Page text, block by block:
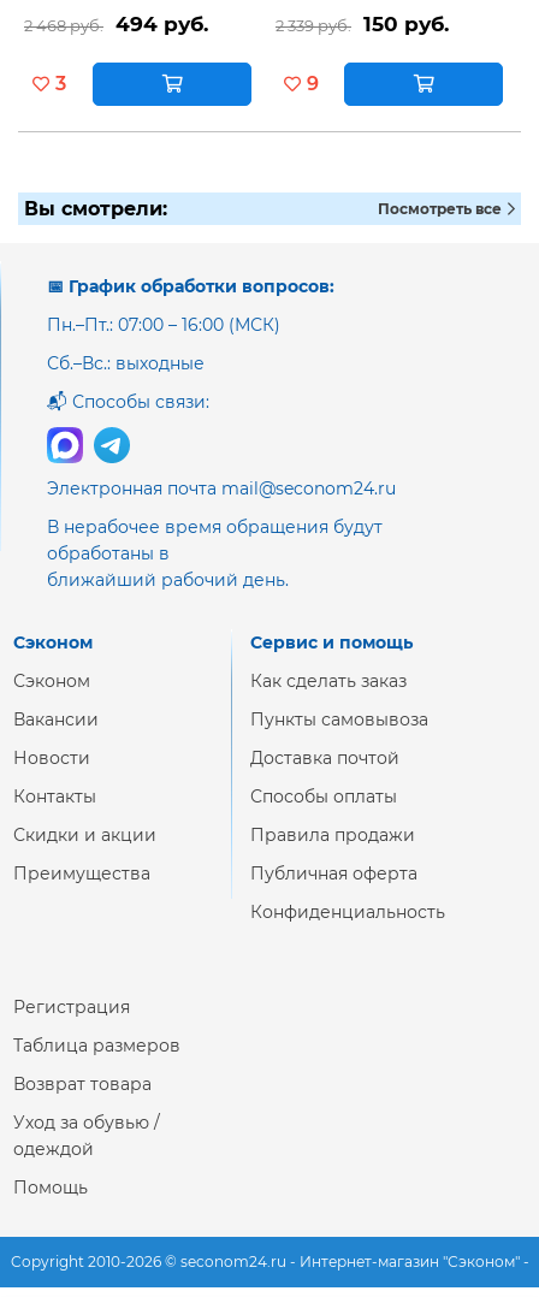
2 468 руб. 494 руб.
3
2 339 руб. 150 руб.
9
Вы смотрели: Посмотреть все
📅 График обработки вопросов:
Пн.–Пт.: 07:00 – 16:00 (МСК)
Сб.–Вс.: выходные
📬 Способы связи:
Электронная почта mail@seconom24.ru
В нерабочее время обращения будут
обработаны в
ближайший рабочий день.
Сэконом
Сэконом
Вакансии
Новости
Контакты
Скидки и акции
Преимущества
Сервис и помощь
Как сделать заказ
Пункты самовывоза
Доставка почтой
Способы оплаты
Правила продажи
Публичная оферта
Конфиденциальность
Регистрация
Таблица размеров
Возврат товара
Уход за обувью /
одеждой
Помощь
Copyright 2010-2026 © seconom24.ru - Интернет-магазин "Сэконом" -